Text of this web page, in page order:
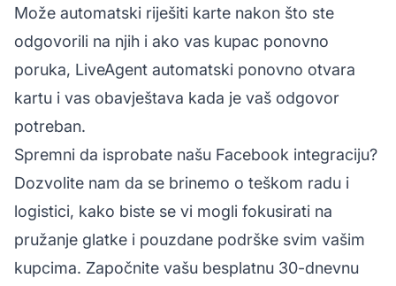
Može automatski riješiti karte nakon što ste
odgovorili na njih i ako vas kupac ponovno
poruka, LiveAgent automatski ponovno otvara
kartu i vas obavještava kada je vaš odgovor
potreban.
Spremni da isprobate našu Facebook integraciju?
Dozvolite nam da se brinemo o teškom radu i
logistici, kako biste se vi mogli fokusirati na
pružanje glatke i pouzdane podrške svim vašim
kupcima. Započnite vašu besplatnu 30-dnevnu